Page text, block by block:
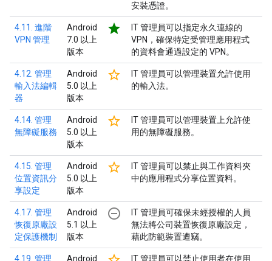
安裝憑證。
4.11. 進階
VPN 管理
Android
7.0 以上
版本
star
IT 管理員可以指定永久連線的
VPN，確保特定受管理應用程式
的資料會通過設定的 VPN。
4.12. 管理
輸入法編輯
器
Android
5.0 以上
版本
star_border
IT 管理員可以管理裝置允許使用
的輸入法。
4.14. 管理
無障礙服務
Android
5.0 以上
版本
star_border
IT 管理員可以管理裝置上允許使
用的無障礙服務。
4.15. 管理
位置資訊分
享設定
Android
5.0 以上
版本
star_border
IT 管理員可以禁止與工作資料夾
中的應用程式分享位置資料。
4.17. 管理
恢復原廠設
定保護機制
Android
5.1 以上
版本
remove_circle_outline
IT 管理員可確保未經授權的人員
無法將公司裝置恢復原廠設定，
藉此防範裝置遭竊。
4.19. 管理 Android IT 管理員可以禁止使用者在使用